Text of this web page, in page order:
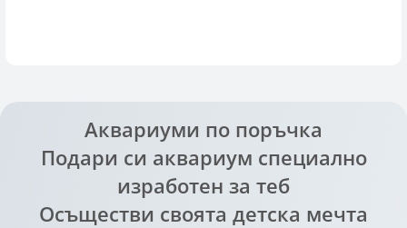
Аквариуми по поръчка
Подари си аквариум специално
изработен за теб
Осъществи своята детска мечта